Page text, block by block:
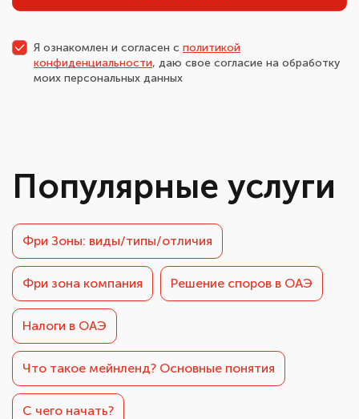
Я ознакомлен и согласен с политикой
конфиденциальности, даю свое согласие на обработку
моих персональных данных
Популярные услуги
Фри Зоны: виды/типы/отличия
Фри зона компания Решение споров в ОАЭ
Налоги в ОАЭ
Что такое мейнленд? Основные понятия
С чего начать?